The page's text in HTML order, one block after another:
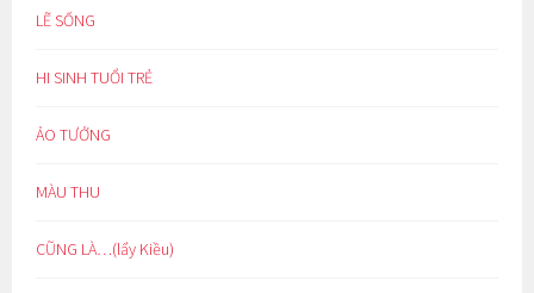
LẼ SỐNG
HI SINH TUỔI TRẺ
ẢO TƯỞNG
MÀU THU
CŨNG LÀ…(lẩy Kiều)